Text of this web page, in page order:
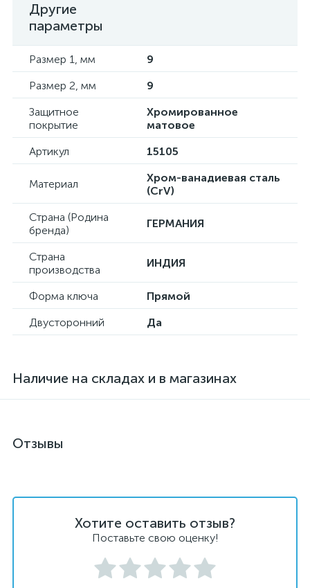
Другие
параметры
Размер 1, мм
9
Размер 2, мм
9
Защитное
покрытие
Хромированное
матовое
Артикул
15105
Материал
Хром-ванадиевая сталь
(CrV)
Страна (Родина
бренда)
ГЕРМАНИЯ
Страна
производства
ИНДИЯ
Форма ключа
Прямой
Двусторонний
Да
Наличие на складах и в магазинах
Отзывы
Хотите оставить отзыв?
Поставьте свою оценку!